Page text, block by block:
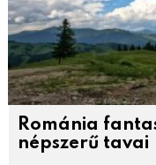
Románia
népszerű tavai